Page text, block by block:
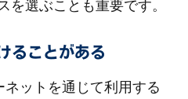
を選ぶことも重要です。
ることがある
ットを通じて利用する